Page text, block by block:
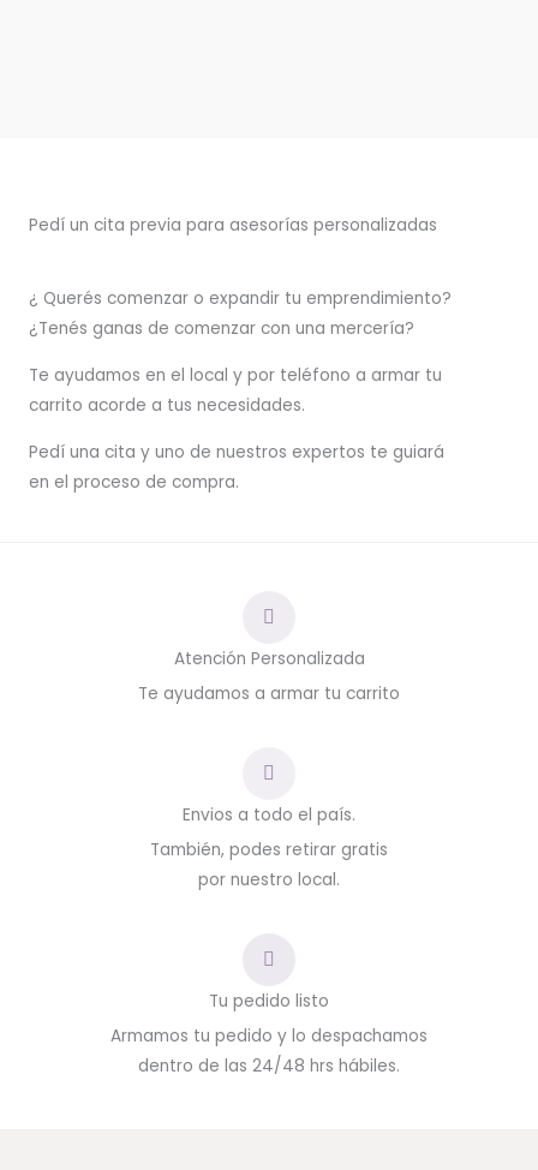
Pedí un cita previa para asesorías personalizadas
¿ Querés comenzar o expandir tu emprendimiento?
¿Tenés ganas de comenzar con una mercería?
Te ayudamos en el local y por teléfono a armar tu
carrito acorde a tus necesidades.
Pedí una cita y uno de nuestros expertos te guiará
en el proceso de compra.
Atención Personalizada
Te ayudamos a armar tu carrito
Envios a todo el país.
También, podes retirar gratis
por nuestro local.
Tu pedido listo
Armamos tu pedido y lo despachamos
dentro de las 24/48 hrs hábiles.